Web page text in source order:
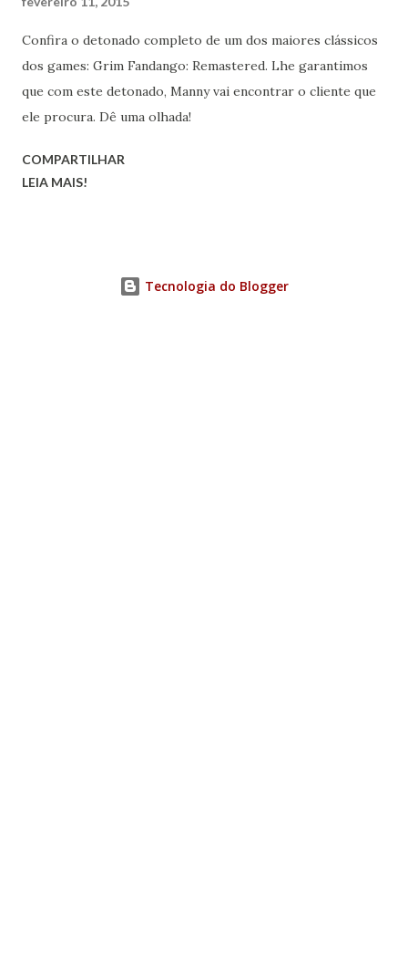
Confira o detonado completo de um dos maiores clássicos
dos games: Grim Fandango: Remastered. Lhe garantimos
que com este detonado, Manny vai encontrar o cliente que
ele procura. Dê uma olhada!
COMPARTILHAR
LEIA MAIS!
Tecnologia do Blogger